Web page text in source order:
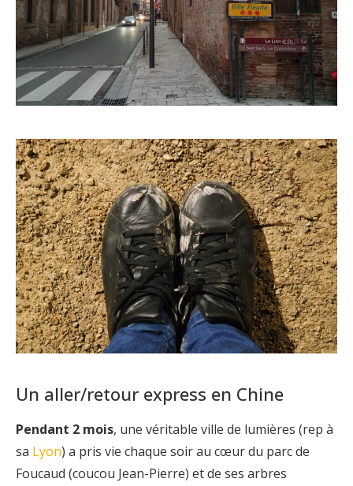
Un aller/retour express en Chine
Pendant 2 mois, une véritable ville de lumières (rep à
sa Lyon) a pris vie chaque soir au cœur du parc de
Foucaud (coucou Jean-Pierre) et de ses arbres